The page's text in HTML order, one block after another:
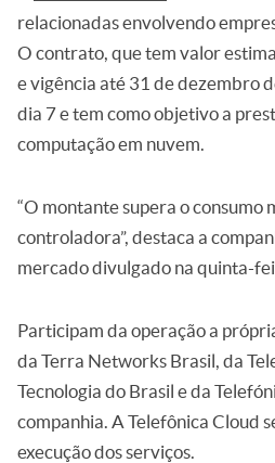
relacionadas envolvendo
O contrato, que tem valor
e vigência até 31 de dezembro
dia 7 e tem como objetivo a
computação em nuvem.
“O montante supera o consumo
controladora”, destaca a
mercado divulgado na quinta-
Participam da operação a
da Terra Networks Brasil, da
Tecnologia do Brasil e da
companhia. A Telefônica Cloud
execução dos serviços.